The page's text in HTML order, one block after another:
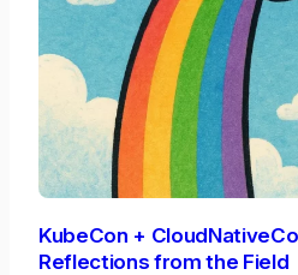
KubeCon +
Reflections from the Field